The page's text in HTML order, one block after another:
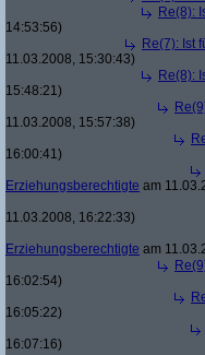
Re(8):
14:53:56)
Re(7): Ist
11.03.2008, 15:30:43)
Re(8):
15:48:21)
11.03.2008, 15:57:38)
16:00:41)
Erziehungsberechtigte am
11.03.2008, 16:22:33)
Erziehungsberechtigte am
16:02:54)
16:05:22)
16:07:16)